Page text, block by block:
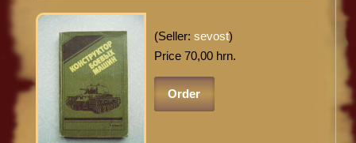
(Seller: sevost)
Price 70,00 hrn.
Order